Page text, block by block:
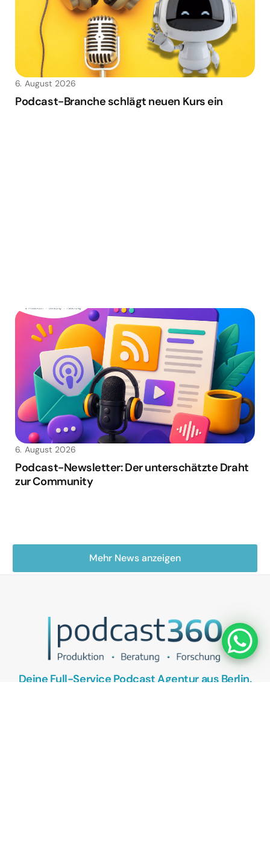
Podcast-Branche schlägt neuen Kurs ein
6. August 2026
Podcast-Newsletter: Der unterschätzte Draht
zur Community
6. August 2026
Mehr News anzeigen
Deine Full-Service Podcast Agentur aus Berlin.